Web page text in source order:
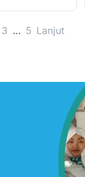
3 … 5 Lanjut